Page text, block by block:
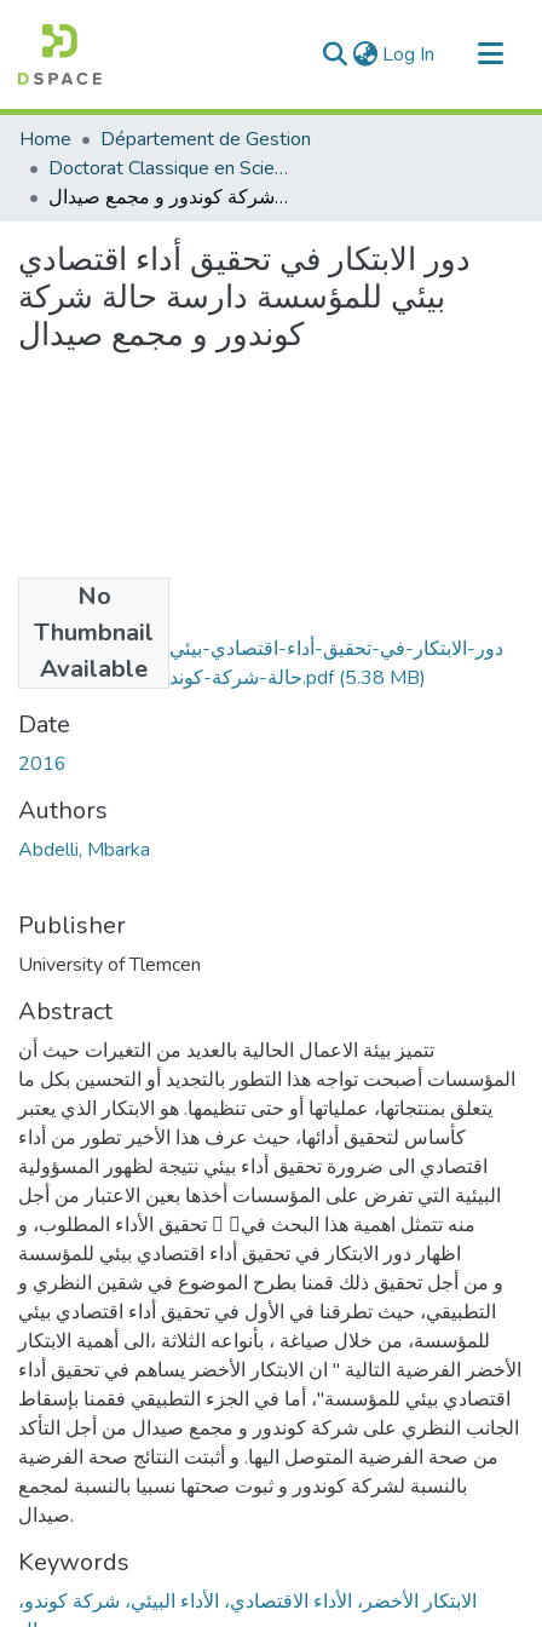
Log In (current)
Communities & Collections
All of DSpace
Statistics
Home
Département de Gestion
Doctorat Classique en Science de Gestion
دور الابتكار في تحقيق أداء اقتصادي بيئي للمؤسسة دارسة حالة شركة كوندور و مجمع صيدال
دور الابتكار في تحقيق أداء اقتصادي
بيئي للمؤسسة دارسة حالة شركة
كوندور و مجمع صيدال
No
Thumbnail
Available
دور-الابتكار-في-تحقيق-أداء-اقتصادي-بيئي-للمؤسسة-دارسة-
حالة-شركة-كوندور-و-مجمع-صيدال.pdf(5.38 MB)
Date
2016
Authors
Abdelli, Mbarka
Publisher
University of Tlemcen
Abstract
تتميز بيئة الاعمال الحالية بالعديد من التغيرات حيث أن
المؤسسات أصبحت تواجه هذا التطور بالتجديد أو التحسين بكل ما
يتعلق بمنتجاتها، عملياتها أو حتى تنظيمها. هو الابتكار الذي يعتبر
كأساس لتحقيق أدائها، حيث عرف هذا الأخير تطور من أداء
اقتصادي الى ضرورة تحقيق أداء بيئي نتيجة لظهور المسؤولية
البيئية التي تفرض على المؤسسات أخذها بعين الاعتبار من أجل
تحقيق الأداء المطلوب، و  منه تتمثل اهمية هذا البحث في
اظهار دور الابتكار في تحقيق أداء اقتصادي بيئي للمؤسسة
و من أجل تحقيق ذلك قمنا بطرح الموضوع في شقين النظري و
التطبيقي، حيث تطرقنا في الأول في تحقيق أداء اقتصادي بيئي
للمؤسسة، من خلال صياغة ، بأنواعه الثلاثة ،الى أهمية الابتكار
الأخضر الفرضية التالية " ان الابتكار الأخضر يساهم في تحقيق أداء
اقتصادي بيئي للمؤسسة"، أما في الجزء التطبيقي فقمنا بإسقاط
الجانب النظري على شركة كوندور و مجمع صيدال من أجل التأكد
من صحة الفرضية المتوصل اليها. و أثبتت النتائج صحة الفرضية
بالنسبة لشركة كوندور و ثبوت صحتها نسبيا بالنسبة لمجمع
صيدال.
Keywords
الابتكار الأخضر، الأداء الاقتصادي، الأداء البيئي، شركة كوندو،